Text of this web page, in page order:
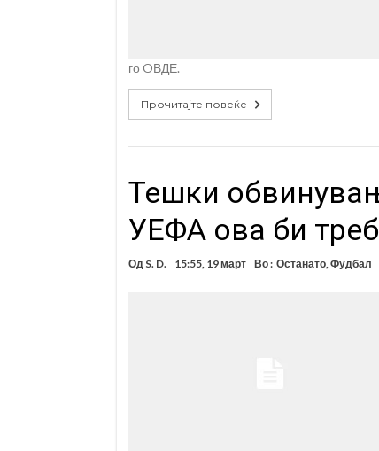
го OВДЕ.
Прочитајте повеќе
Тешки
УЕФА ова би
Од S. D. 15:55, 19 март Во : Останато, Фудбал